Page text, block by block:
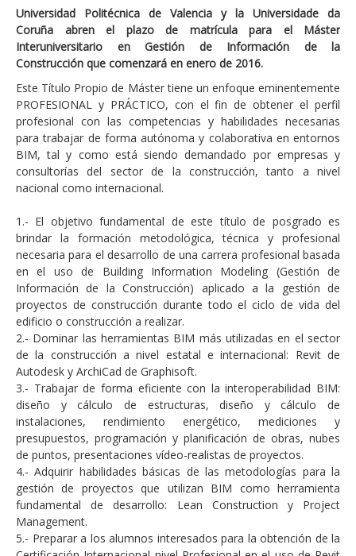
Universidad Politécnica de Valencia y la Universidade da
Coruña abren el plazo de matrícula para el Máster
Interuniversitario en Gestión de Información de la
Construcción que comenzará en enero de 2016.
Este Título Propio de Máster tiene un enfoque eminentemente
PROFESIONAL y PRÁCTICO, con el fin de obtener el perfil
profesional con las competencias y habilidades necesarias
para trabajar de forma autónoma y colaborativa en entornos
BIM, tal y como está siendo demandado por empresas y
consultorías del sector de la construcción, tanto a nivel
nacional como internacional.
1.- El objetivo fundamental de este título de posgrado es
brindar la formación metodológica, técnica y profesional
necesaria para el desarrollo de una carrera profesional basada
en el uso de Building Information Modeling (Gestión de
Información de la Construcción) aplicado a la gestión de
proyectos de construcción durante todo el ciclo de vida del
edificio o construcción a realizar.
2.- Dominar las herramientas BIM más utilizadas en el sector
de la construcción a nivel estatal e internacional: Revit de
Autodesk y ArchiCad de Graphisoft.
3.- Trabajar de forma eficiente con la interoperabilidad BIM:
diseño y cálculo de estructuras, diseño y cálculo de
instalaciones, rendimiento energético, mediciones y
presupuestos, programación y planificación de obras, nubes
de puntos, presentaciones vídeo-realistas de proyectos.
4.- Adquirir habilidades básicas de las metodologías para la
gestión de proyectos que utilizan BIM como herramienta
fundamental de desarrollo: Lean Construction y Project
Management.
5.- Preparar a los alumnos interesados para la obtención de la